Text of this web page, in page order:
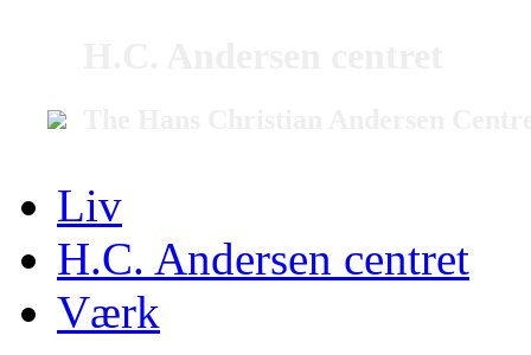
Liv
H.C. Andersen centret
Værk